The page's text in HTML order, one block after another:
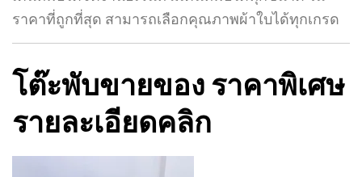
ราคาที่ถูกที่สุด สามารถเลือกคุณภาพผ้าใบได้ทุกเกรด
โต๊ะพับขายของ ราคาพิเศษ
รายละเอียดคลิก